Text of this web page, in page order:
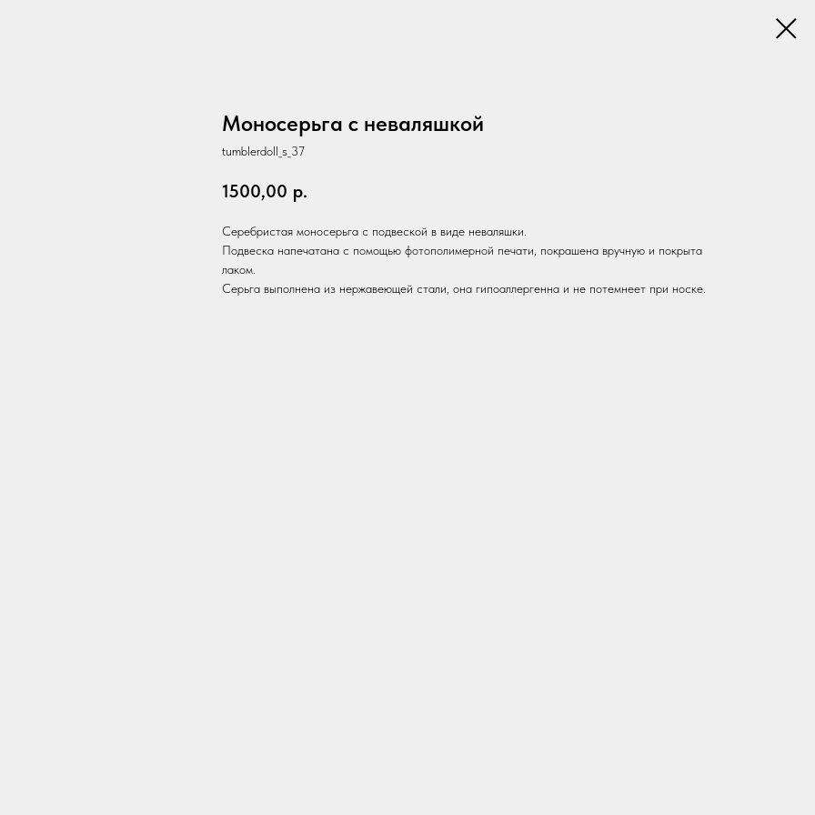
Моносерьга с неваляшкой
tumblerdoll_s_37
1500,00 р.
Серебристая моносерьга с подвеской в виде неваляшки.
Подвеска напечатана с помощью фотополимерной печати, покрашена вручную и покрыта
лаком.
Серьга выполнена из нержавеющей стали, она гипоаллергенна и не потемнеет при носке.